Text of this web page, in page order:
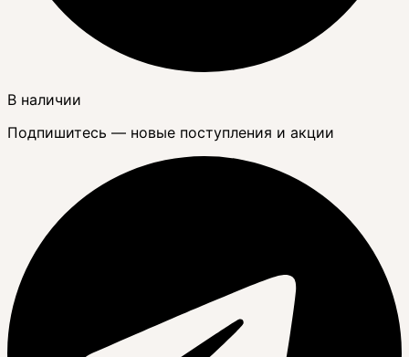
В наличии
Подпишитесь — новые поступления и акции